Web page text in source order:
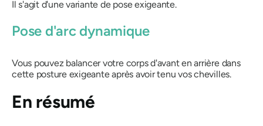
Il s'agit d'une variante de pose exigeante.
Pose d'arc dynamique
Vous pouvez balancer votre corps d'avant en arrière dans
cette posture exigeante après avoir tenu vos chevilles.
En résumé